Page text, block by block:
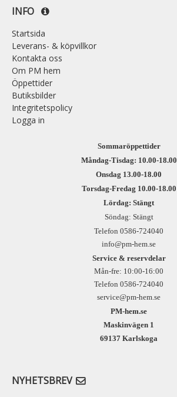
INFO
Startsida
Leverans- & köpvillkor
Kontakta oss
Om PM hem
Öppettider
Butiksbilder
Integritetspolicy
Logga in
Sommaröppettider
Måndag-Tisdag: 10.00-18.00
Onsdag 13.00-18.00
Torsdag-Fredag 10.00-18.00
Lördag: Stängt
Söndag: Stängt
Telefon 0586-724040
info@pm-hem.se
Service & reservdelar
Mån-fre: 10:00-16:00
Telefon 0586-724040
service@pm-hem.se
PM-hem.se
Maskinvägen 1
69137 Karlskoga
NYHETSBREV